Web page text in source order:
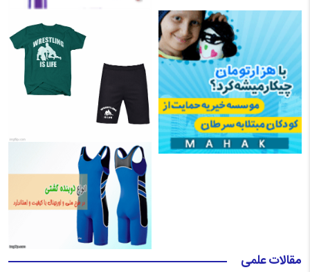
مقالات علمی